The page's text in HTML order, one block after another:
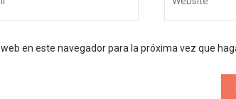
en este navegador para la próxima vez que